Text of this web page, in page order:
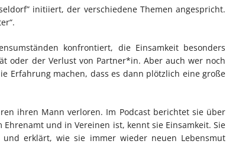
initiiert, der verschiedene Themen angespricht.
konfrontiert, die Einsamkeit besonders
oder der Verlust von Partner*in. Aber auch wer noch
Erfahrung machen, dass es dann plötzlich eine große
ihren Mann verloren. Im Podcast berichtet sie über
und in Vereinen ist, kennt sie Einsamkeit. Sie
erklärt, wie sie immer wieder neuen Lebensmut